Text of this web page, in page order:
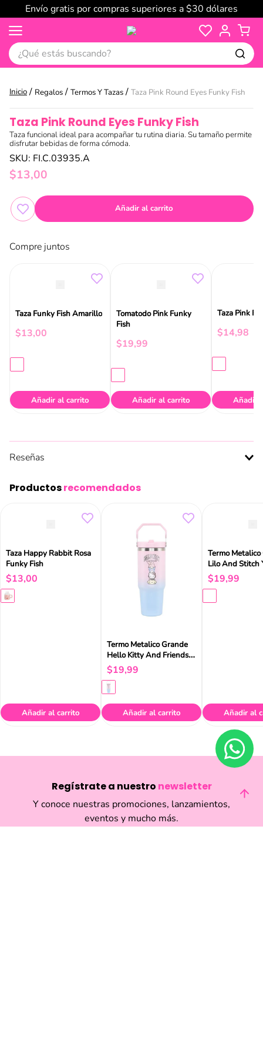
Envío gratis por compras superiores a $30 dólares
¿Qué estás buscando?
Regalos Termos Y Tazas Taza Pink Round Eyes Funky Fish
Taza Pink Round Eyes Funky Fish
Taza funcional ideal para acompañar tu rutina diaria. Su tamaño permite
disfrutar bebidas de forma cómoda.
SKU: FI.C.03935.A
$13,00
Añadir al carrito
Compre juntos
Taza Funky Fish Amarillo
$13,00
Añadir al carrito
Tomatodo Pink Funky
Fish
$19,99
Añadir al carrito
Taza Pink
$14,98
Añadir
Reseñas
Productosrecomendados
Taza Happy Rabbit Rosa
Funky Fish
$13,00
Añadir al carrito
Termo Metalico Grande
Hello Kitty And Friends
Ya
$19,99
Añadir al carrito
Termo
Lilo And Stitch
$19,99
Añadir al
Regístrate a nuestro newsletter
Y conoce nuestras promociones, lanzamientos,
eventos y mucho más.